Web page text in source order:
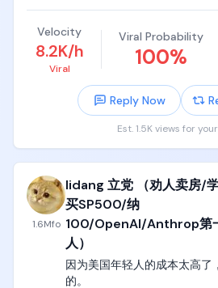
副总裁，直接向Sundar
CEO头衔）。全面负责Gemini
究、Gemini应用及开发者团队
能看出调整后，DeepMind日
体系下（SVP直接向CEO汇报
行职责进一步分离。
深聊下谷歌或者劈柴的意图是
Pichai曾表态“下个月”），但
理、agentic表现）未达内部
而推迟，到现在还没全面推出
轻量版本和Gemini 4训练。
对竞争力的质疑。
在这个时间窗口里劈柴将日常
Velocity
8.2K/h
Viral
Viral Probability
100%
Reply Now
Est. 1.5K views for
1.6Mfo
lidang 立党 （劝人卖房/
买SP500/纳
100/OpenAI/Anthrop第
人）
因为美国年轻人的成本太高了
的。